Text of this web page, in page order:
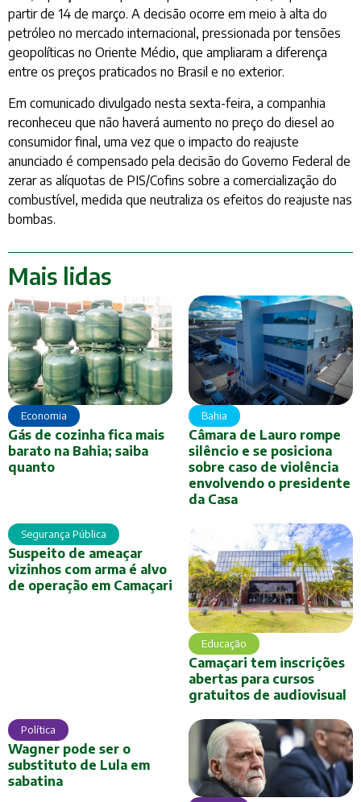
partir de 14 de março. A decisão ocorre em meio à alta do
petróleo no mercado internacional, pressionada por tensões
geopolíticas no Oriente Médio, que ampliaram a diferença
entre os preços praticados no Brasil e no exterior.
Em comunicado divulgado nesta sexta-feira, a companhia
reconheceu que não haverá aumento no preço do diesel ao
consumidor final, uma vez que o impacto do reajuste
anunciado é compensado pela decisão do Governo Federal de
zerar as alíquotas de PIS/Cofins sobre a comercialização do
combustível, medida que neutraliza os efeitos do reajuste nas
bombas.
Mais lidas
Economia
Gás de cozinha fica mais
barato na Bahia; saiba
quanto
Bahia
Câmara de Lauro rompe
silêncio e se posiciona
sobre caso de violência
envolvendo o presidente
da Casa
Segurança Pública
Suspeito de ameaçar
vizinhos com arma é alvo
de operação em Camaçari
Educação
Camaçari tem inscrições
abertas para cursos
gratuitos de audiovisual
Política
Wagner pode ser o
substituto de Lula em
sabatina